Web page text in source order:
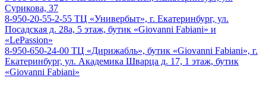
Сурикова, 37
8-950-20-55-2-55 ТЦ «Универбыт», г. Екатеринбург, ул.
Посадская д. 28а, 5 этаж, бутик «Giovanni Fabiani» и
«LePassion»
8-950-650-24-00 ТЦ «Дирижабль», бутик «Giovanni Fabiani», г.
Екатеринбург, ул. Академика Шварца д. 17, 1 этаж, бутик
«Giovanni Fabiani»